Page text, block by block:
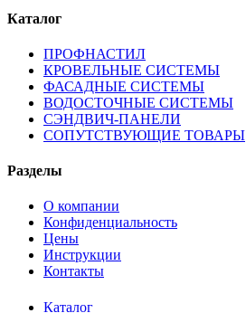
Каталог
ПРОФНАСТИЛ
КРОВЕЛЬНЫЕ СИСТЕМЫ
ФАСАДНЫЕ СИСТЕМЫ
ВОДОСТОЧНЫЕ СИСТЕМЫ
СЭНДВИЧ-ПАНЕЛИ
СОПУТСТВУЮЩИЕ ТОВАРЫ
Разделы
О компании
Конфиденциальность
Цены
Инструкции
Контакты
Каталог